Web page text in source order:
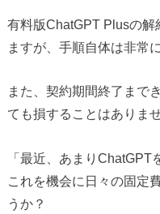
有料版ChatGPT Plusの解
ますが、手順自体は非常
また、契約期間終了まで
ても損することはありませ
「最近、あまりChatGPT
これを機会に日々の固定
うか？